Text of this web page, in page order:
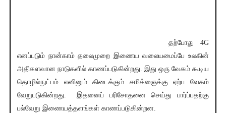
தற்போது 4G
எனப்படும் நான்காம் தலைமுறை இணைய வலையமைப்பே உலகின்
அதிகளவான நாடுகளில் காணப்படுகின்றது. இது ஒரு வேகம் கூடிய
தொழில்நுட்பம் எனினும் கிடைக்கும் சமிக்ஞைக்கு ஏற்ப வேகம்
வேறுபடுகின்றது. இதனைப் பரிசோதனை செய்து பார்ப்பதற்கு
பல்வேறு இணையத்தளங்கள் காணப்படுகின்றன.